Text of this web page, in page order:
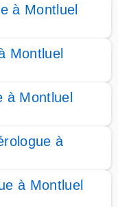
à Montluel
Montluel
à Montluel
à
à Montluel